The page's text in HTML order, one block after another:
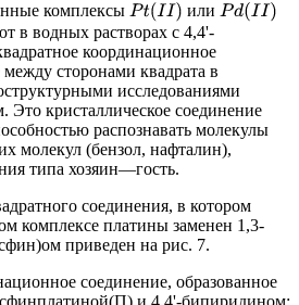
комплексы Pt(II) или Pd(II)
в водных растворах с 4,4'-
координационное
сторонами квадрата в
исследованиями
Это кристаллическое соединение
распознавать молекулы
молекул (бензол, нафталин),
типа хозяин—гость.
соединения, в котором
комплексе платины заменен 1,3-
приведен на рис. 7.